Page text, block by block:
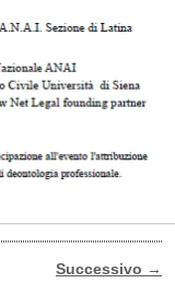
Successivo →